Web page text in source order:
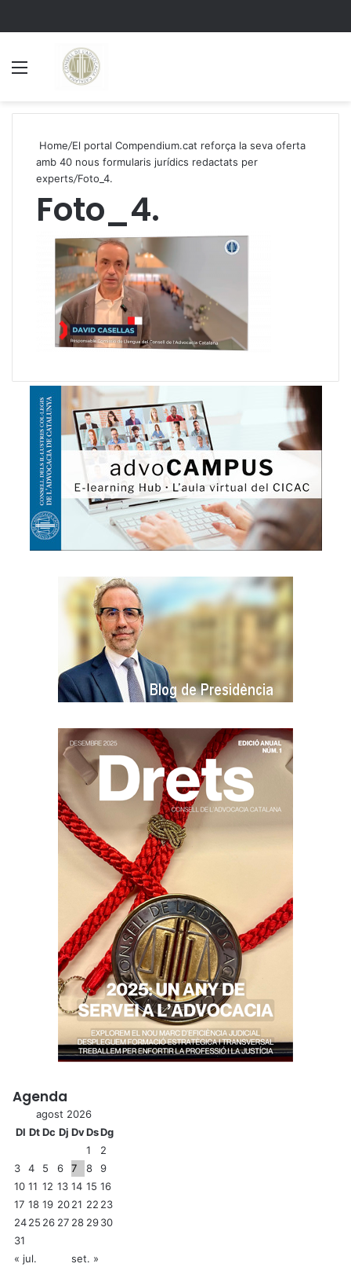
Home/El portal Compendium.cat reforça la seva oferta
amb 40 nous formularis jurídics redactats per
experts/Foto_4.
Foto_4.
Agenda
agost 2026
Dl DtDc Dj DvDsDg
1
2
3
4 5 6 7 8
9
10 11 12 13 14 15 16
17 18 19 2021 22 23
2425 26 27 28 2930
31
« jul.
set. »